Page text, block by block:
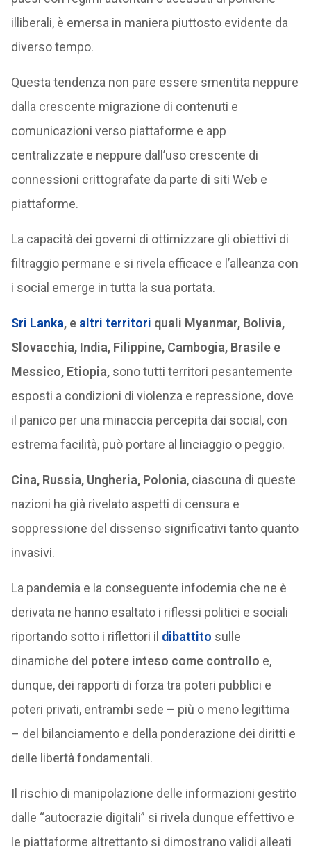
illiberali, è emersa in maniera piuttosto evidente da
diverso tempo.
Questa tendenza non pare essere smentita neppure
dalla crescente migrazione di contenuti e
comunicazioni verso piattaforme e app
centralizzate e neppure dall’uso crescente di
connessioni crittografate da parte di siti Web e
piattaforme.
La capacità dei governi di ottimizzare gli obiettivi di
filtraggio permane e si rivela efficace e l’alleanza con
i social emerge in tutta la sua portata.
Sri Lanka, e altri territori quali Myanmar, Bolivia,
Slovacchia, India, Filippine, Cambogia, Brasile e
Messico, Etiopia, sono tutti territori pesantemente
esposti a condizioni di violenza e repressione, dove
il panico per una minaccia percepita dai social, con
estrema facilità, può portare al linciaggio o peggio.
Cina, Russia, Ungheria, Polonia, ciascuna di queste
nazioni ha già rivelato aspetti di censura e
soppressione del dissenso significativi tanto quanto
invasivi.
La pandemia e la conseguente infodemia che ne è
derivata ne hanno esaltato i riflessi politici e sociali
riportando sotto i riflettori il dibattito sulle
dinamiche del potere inteso come controllo e,
dunque, dei rapporti di forza tra poteri pubblici e
poteri privati, entrambi sede – più o meno legittima
– del bilanciamento e della ponderazione dei diritti e
delle libertà fondamentali.
Il rischio di manipolazione delle informazioni gestito
dalle “autocrazie digitali” si rivela dunque effettivo e
le piattaforme altrettanto si dimostrano validi alleati